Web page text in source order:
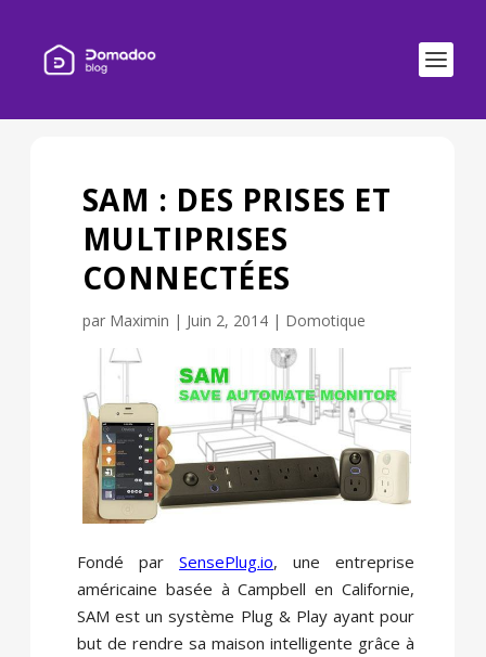
SAM : DES PRISES ET
MULTIPRISES
CONNECTÉES
par Maximin | Juin 2, 2014| Domotique
Fondé par SensePlug.io, une entreprise
américaine basée à Campbell en Californie,
SAM est un système Plug & Play ayant pour
but de rendre sa maison intelligente grâce à